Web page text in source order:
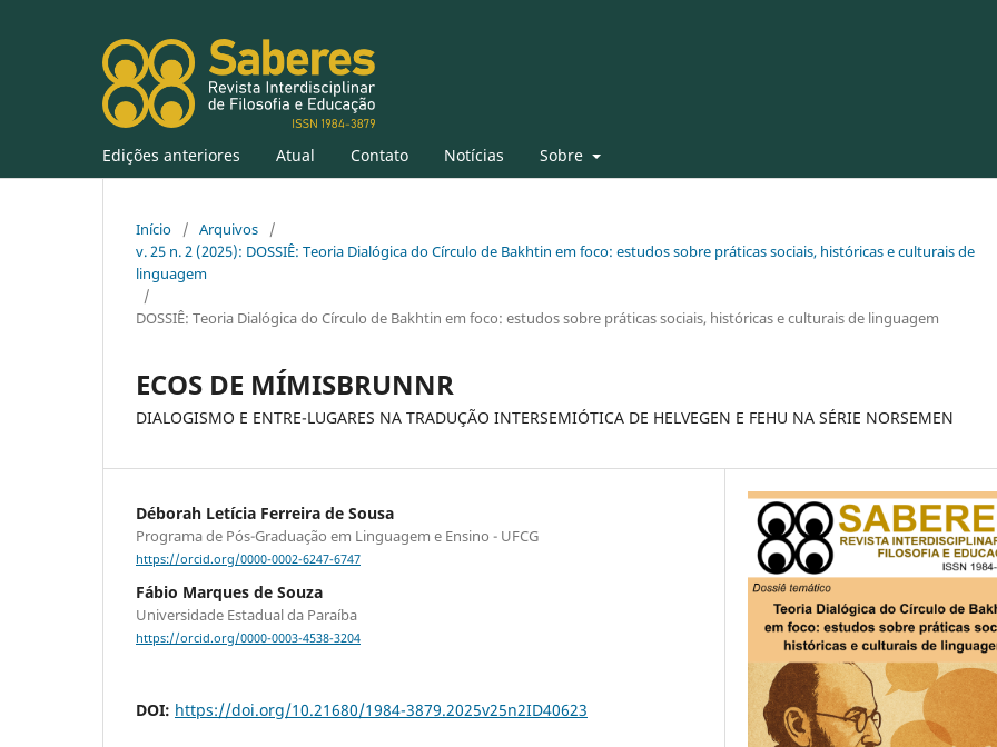
Edições anteriores Atual Contato Notícias Sobre
Início / Arquivos
/
v. 25 n. 2 (2025): DOSSIÊ: Teoria Dialógica do Círculo de Bakhtin em foco: estudos sobre práticas sociais, históricas e culturais de
linguagem
/
DOSSIÊ: Teoria Dialógica do Círculo de Bakhtin em foco: estudos sobre práticas sociais, históricas e culturais de linguagem
ECOS DE MÍMISBRUNNR
DIALOGISMO E ENTRE-LUGARES NA TRADUÇÃO INTERSEMIÓTICA DE HELVEGEN E FEHU NA SÉRIE NORSEMEN
Déborah Letícia Ferreira de Sousa
Programa de Pós-Graduação em Linguagem e Ensino - UFCG
https://orcid.org/0000-0002-6247-6747
Fábio Marques de Souza
Universidade Estadual da Paraíba
https://orcid.org/0000-0003-4538-3204
DOI: https://doi.org/10.21680/1984-3879.2025v25n2ID40623